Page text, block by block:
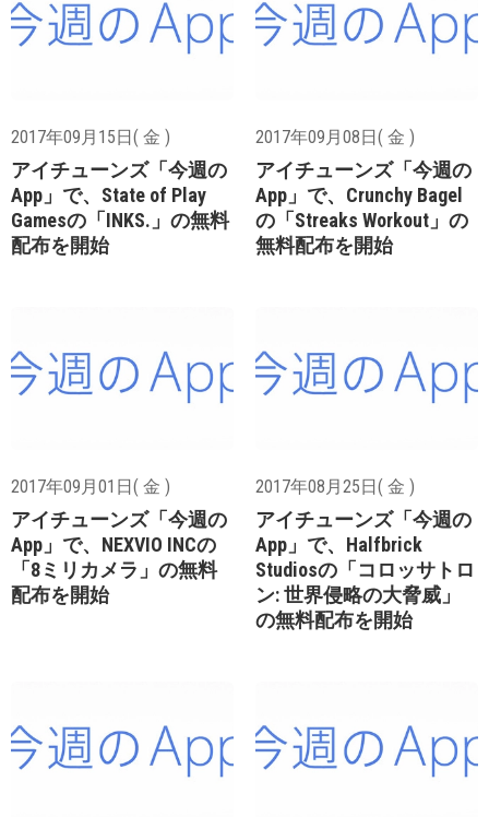
2017年09月15日( 金 )
アイチューンズ「今週の
App」で、State of Play
Gamesの「INKS.」の無料
配布を開始
2017年09月08日( 金 )
アイチューンズ「今週の
App」で、Crunchy Bagel
の「Streaks Workout」の
無料配布を開始
2017年09月01日( 金 )
アイチューンズ「今週の
App」で、NEXVIO INCの
「8ミリカメラ」の無料
配布を開始
2017年08月25日( 金 )
アイチューンズ「今週の
App」で、Halfbrick
Studiosの「コロッサトロ
ン: 世界侵略の大脅威」
の無料配布を開始